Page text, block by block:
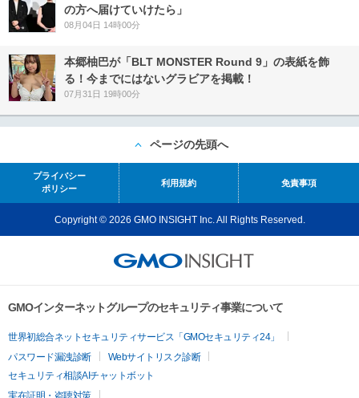
の方へ届けていけたら」
08月04日 14時00分
本郷柚巴が「BLT MONSTER Round 9」の表紙を飾
る！今までにはないグラビアを掲載！
07月31日 19時00分
ページの先頭へ
プライバシー
ポリシー
利用規約 免責事項
Copyright © 2026 GMO INSIGHT Inc. All Rights Reserved.
GMOインターネットグループのセキュリティ事業について
世界初総合ネットセキュリティサービス「GMOセキュリティ24」
パスワード漏洩診断
Webサイトリスク診断
セキュリティ相談AIチャットボット
実在証明・盗聴対策